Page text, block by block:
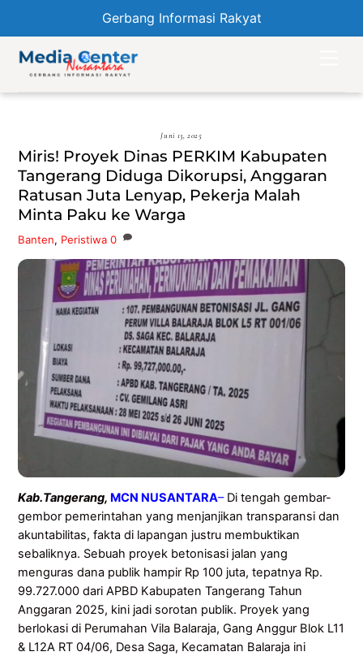
Gerbang Informasi Rakyat
content
Juni 13, 2025
Miris! Proyek Dinas PERKIM Kabupaten
Tangerang Diduga Dikorupsi, Anggaran
Ratusan Juta Lenyap, Pekerja Malah
Minta Paku ke Warga
Banten, Peristiwa 0
Kab.Tangerang, MCN NUSANTARA–Di tengah gembar-
gembor pemerintahan yang menjanjikan transparansi dan
akuntabilitas, fakta di lapangan justru membuktikan
sebaliknya. Sebuah proyek betonisasi jalan yang
menguras dana publik hampir Rp 100 juta, tepatnya Rp.
99.727.000 dari APBD Kabupaten Tangerang Tahun
Anggaran 2025, kini jadi sorotan publik. Proyek yang
berlokasi di Perumahan Vila Balaraja, Gang Anggur Blok L11
& L12A RT 04/06, Desa Saga, Kecamatan Balaraja ini